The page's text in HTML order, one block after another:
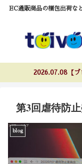
EC通販商品の梱包出荷な
2026.07.08【ブ
第3回虐待防
blog